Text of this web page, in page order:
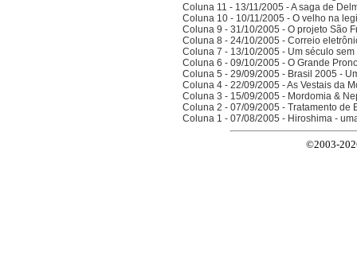
Coluna 11 - 13/11/2005 - A saga de
Coluna 10 - 10/11/2005 - O velho na
Coluna 9 - 31/10/2005 - O projeto São
Coluna 8 - 24/10/2005 - Correio
Coluna 7 - 13/10/2005 - Um século
Coluna 6 - 09/10/2005 - O Grande
Coluna 5 - 29/09/2005 - Brasil 2005 -
Coluna 4 - 22/09/2005 - As Vestais da
Coluna 3 - 15/09/2005 - Mordomia &
Coluna 2 - 07/09/2005 - Tratamento de
Coluna 1 - 07/08/2005 - Hiroshima -
©2003-